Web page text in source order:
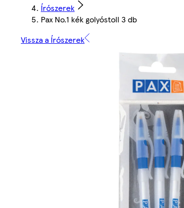
Írószerek
Pax No.1 kék golyóstoll 3 db
Vissza a Írószerek